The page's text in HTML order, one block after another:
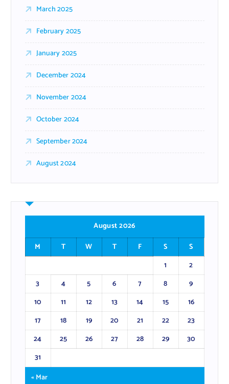
March 2025
February 2025
January 2025
December 2024
November 2024
October 2024
September 2024
August 2024
August 2026
M
T W T F S
S
1
2
3
4 5 6 7 8
9
10
11 12 13 14 15
16
17
18 19 20 21 22
23
24
25 26 27 28 29
30
31
« Mar